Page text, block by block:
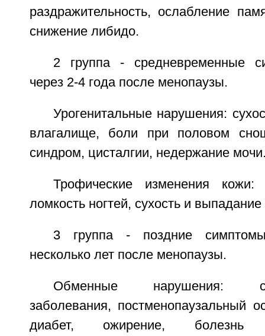
раздражительность, ослабление
снижение либидо.
2 группа - средневременные
через 2-4 года после менопаузы.
Урогенитальные нарушения:
влагалище, боли при половом
синдром, цисталгии, недержание
Трофические изменения
ломкость ногтей, сухость и
3 группа - поздние
несколько лет после менопаузы.
Обменные нарушения:
заболевания, постменопаузальный
диабет, ожирение, болезнь